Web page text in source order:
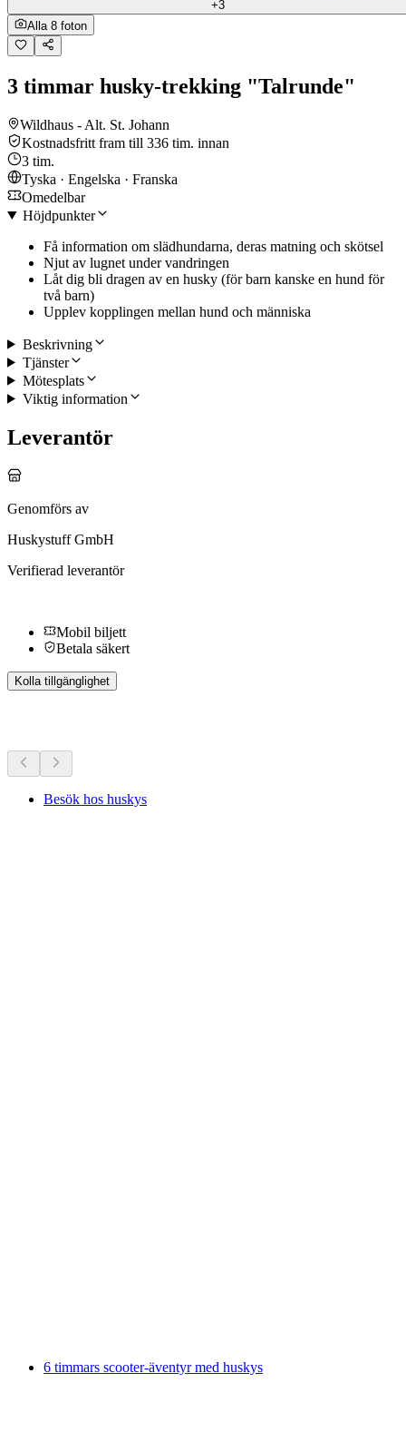
+3
Alla 8 foton
3 timmar husky-trekking "Talrunde"
Wildhaus - Alt. St. Johann
Kostnadsfritt fram till 336 tim. innan
3 tim.
Tyska · Engelska · Franska
Omedelbar
Höjdpunkter
Få information om slädhundarna, deras matning och skötsel
Njut av lugnet under vandringen
Låt dig bli dragen av en husky (för barn kanske en hund för
två barn)
Upplev kopplingen mellan hund och människa
Beskrivning
Tjänster
Mötesplats
Viktig information
Leverantör
Genomförs av
Huskystuff GmbH
Verifierad leverantör
Mobil biljett
Betala säkert
Kolla tillgänglighet
Besök hos huskys
6 timmars scooter-äventyr med huskys